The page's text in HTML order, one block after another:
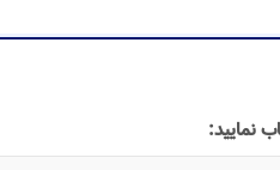
نمایید: